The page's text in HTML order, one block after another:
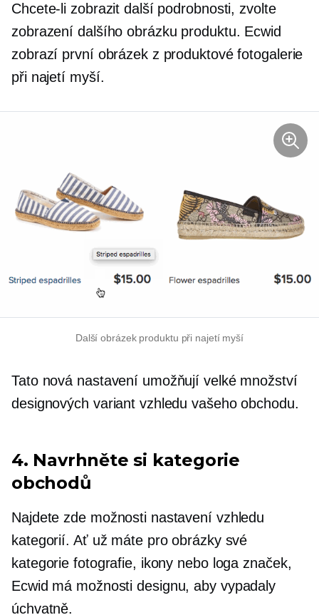
Chcete-li zobrazit další podrobnosti, zvolte
zobrazení dalšího obrázku produktu. Ecwid
zobrazí první obrázek z produktové fotogalerie
při najetí myší.
Další obrázek produktu při najetí myší
Tato nová nastavení umožňují velké množství
designových variant vzhledu vašeho obchodu.
4. Navrhněte si kategorie
obchodů
Najdete zde možnosti nastavení vzhledu
kategorií. Ať už máte pro obrázky své
kategorie fotografie, ikony nebo loga značek,
Ecwid má možnosti designu, aby vypadaly
úchvatně.